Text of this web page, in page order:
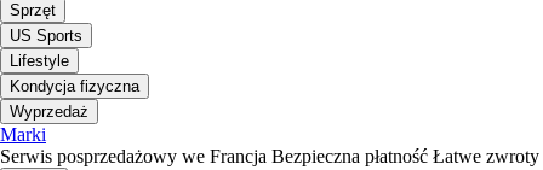
Sprzęt
US Sports
Lifestyle
Kondycja fizyczna
Wyprzedaż
Marki
Serwis posprzedażowy we Francja Bezpieczna płatność Łatwe zwroty